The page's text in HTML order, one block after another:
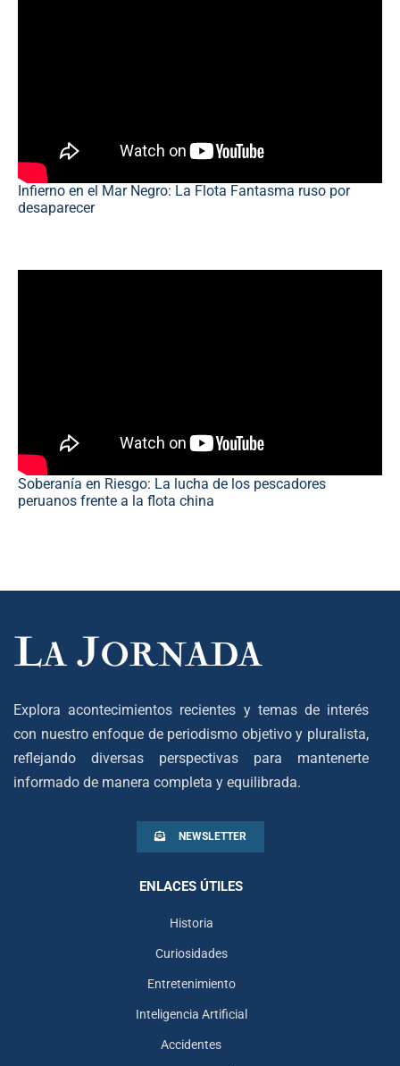
Infierno en el Mar Negro: La Flota Fantasma ruso por
desaparecer
Soberanía en Riesgo: La lucha de los pescadores
peruanos frente a la flota china
Explora acontecimientos recientes y temas de interés
con nuestro enfoque de periodismo objetivo y pluralista,
reflejando diversas perspectivas para mantenerte
informado de manera completa y equilibrada.
NEWSLETTER
ENLACES ÚTILES
Historia
Curiosidades
Entretenimiento
Inteligencia Artificial
Accidentes